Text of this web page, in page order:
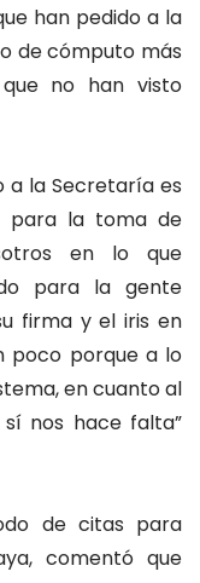
han pedido a la
de cómputo más
no han visto
a la Secretaría es
para la toma de
en lo que
para la gente
firma y el iris en
poco porque a lo
en cuanto al
nos hace falta”
de citas para
comentó que